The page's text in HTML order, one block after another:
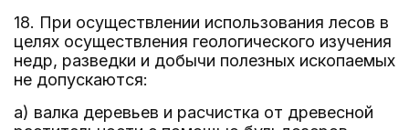
18. При осуществлении использования лесов в
целях осуществления геологического изучения
недр, разведки и добычи полезных ископаемых
не допускаются:
а) валка деревьев и расчистка от древесной